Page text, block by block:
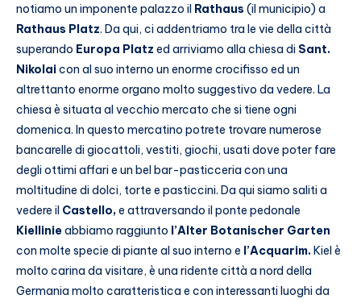
notiamo un imponente palazzo il Rathaus (il municipio) a
Rathaus Platz. Da qui, ci addentriamo tra le vie della città
superando Europa Platz ed arriviamo alla chiesa di Sant.
Nikolaicon al suo interno un enorme crocifisso ed un
altrettanto enorme organo molto suggestivo da vedere. La
chiesa è situata al vecchio mercato che si tiene ogni
domenica. In questo mercatino potrete trovare numerose
bancarelle di giocattoli, vestiti, giochi, usati dove poter fare
degli ottimi affari e un bel bar-pasticceria con una
moltitudine di dolci, torte e pasticcini. Da qui siamo saliti a
vedere il Castello,e attraversando il ponte pedonale
Kiellinieabbiamo raggiunto l’Alter Botanischer Garten
con molte specie di piante al suo interno e l’Acquarim.Kiel è
molto carina da visitare, è una ridente città a nord della
Germania molto caratteristica e con interessanti luoghi da